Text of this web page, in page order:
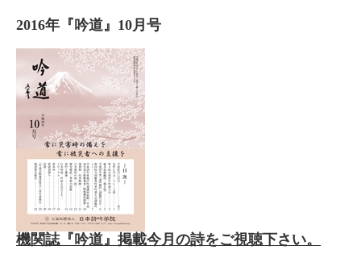
2016年『吟道』10月号
機関誌『吟道』掲載今月の詩をご視聴下さい。